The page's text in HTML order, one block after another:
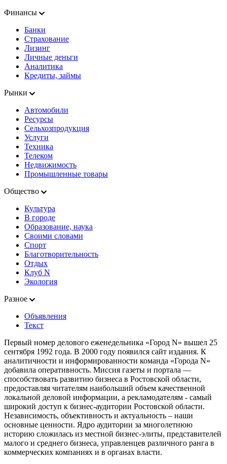
Финансы
Банки
Страхование
Лизинг
Личные деньги
Аналитика
Кредиты, займы
Рынки
Автомобили
Ресурсы
Сельхозпродукция
Услуги
Техника
Телеком
Недвижимость
Промышленные товары
Общество
Культура
В городе
Образование, наука
Своими словами
Спорт
Благотворительность
Отдых
Клуб N
Экология
Разное
Объявления
Текст
Первый номер делового еженедельника «Город N» вышел 25
сентября 1992 года. В 2000 году появился сайт издания. К
аналитичности и информированности команда «Города N»
добавила оперативность. Миссия газеты и портала —
способствовать развитию бизнеса в Ростовской области,
предоставляя читателям наибольший объем качественной
локальной деловой информации, а рекламодателям - самый
широкий доступ к бизнес-аудитории Ростовской области.
Независимость, объективность и актуальность – наши
основные ценности. Ядро аудитории за многолетнюю
историю сложилась из местной бизнес-элиты, представителей
малого и среднего бизнеса, управленцев различного ранга в
коммерческих компаниях и в органах власти.